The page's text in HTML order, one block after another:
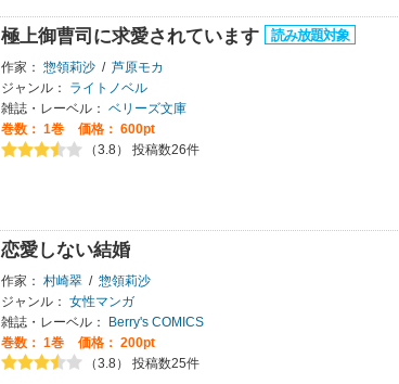
極上御曹司に求愛されています
作家： 惣領莉沙 / 芦原モカ
ジャンル：
ライトノベル
雑誌・レーベル： ベリーズ文庫
巻数： 1巻
価格： 600pt
（3.8） 投稿数26件
恋愛しない結婚
作家： 村崎翠 / 惣領莉沙
ジャンル： 女性マンガ
雑誌・レーベル：
Berry's COMICS
巻数： 1巻
価格： 200pt
（3.8） 投稿数25件